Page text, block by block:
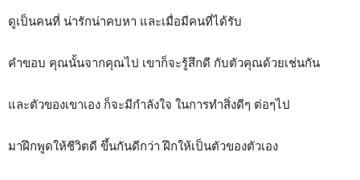
ดูเป็นคนที่ น่ารักน่าคบหา และเมื่อมีคนที่ได้รับ
คำขอบ คุณนั้นจากคุณไป เขาก็จะรู้สึกดี กับตัวคุณด้วยเช่นกัน
และตัวของเขาเอง ก็จะมีกำลังใจ ในการทำสิ่งดีๆ ต่อๆไป
มาฝึกพูดให้ชีวิตดี ขึ้นกันดีกว่า ฝึกให้เป็นตัวของตัวเอง